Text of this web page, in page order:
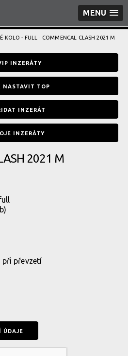
MENU
KOLO - FULL · COMMENCAL CLASH 2021 M
INZERÁTY
NASTAVIT TOP
INZERÁT
INZERÁTY
2021 M
při převzetí